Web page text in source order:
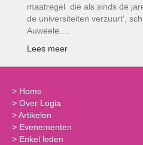
maatregel die als sinds de
de universiteiten verzuurt’,
Auweele.…
Lees meer
> Home
> Over Logia
>Artikelen
> Evenementen
> Enkel leden